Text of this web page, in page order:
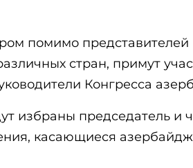
помимо
стран, примут
Конгресса
избраны председатель
касающиеся